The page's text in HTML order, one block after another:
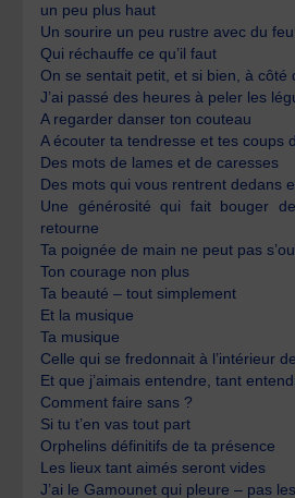
un peu plus haut
Un sourire un peu rustre avec du
Qui réchauffe ce qu’il faut
On se sentait petit, et si bien, à côté
J’ai passé des heures à peler les
A regarder danser ton couteau
A écouter ta tendresse et tes coups
Des mots de lames et de caresses
Des mots qui vous rentrent dedans
Une générosité qui fait bouger
retourne
Ta poignée de main ne peut pas
Ton courage non plus
Ta beauté – tout simplement
Et la musique
Ta musique
Celle qui se fredonnait à l’intérieur
Et que j’aimais entendre, tant
Comment faire sans ?
Si tu t’en vas tout part
Orphelins définitifs de ta présence
Les lieux tant aimés seront vides
J’ai le Gamounet qui pleure – pas